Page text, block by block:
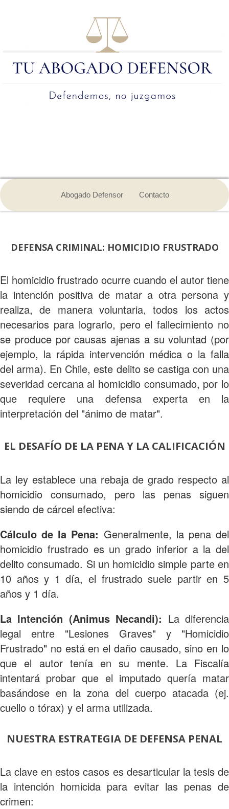
Abogado Defensor Contacto
DEFENSA CRIMINAL: HOMICIDIO FRUSTRADO
El homicidio frustrado ocurre cuando el autor tiene
la intención positiva de matar a otra persona y
realiza, de manera voluntaria, todos los actos
necesarios para lograrlo, pero el fallecimiento no
se produce por causas ajenas a su voluntad (por
ejemplo, la rápida intervención médica o la falla
del arma). En Chile, este delito se castiga con una
severidad cercana al homicidio consumado, por lo
que requiere una defensa experta en la
interpretación del "ánimo de matar".
EL DESAFÍO DE LA PENA Y LA CALIFICACIÓN
La ley establece una rebaja de grado respecto al
homicidio consumado, pero las penas siguen
siendo de cárcel efectiva:
Cálculo de la Pena: Generalmente, la pena del
homicidio frustrado es un grado inferior a la del
delito consumado. Si un homicidio simple parte en
10 años y 1 día, el frustrado suele partir en 5
años y 1 día.
La Intención (Animus Necandi): La diferencia
legal entre "Lesiones Graves" y "Homicidio
Frustrado" no está en el daño causado, sino en lo
que el autor tenía en su mente. La Fiscalía
intentará probar que el imputado quería matar
basándose en la zona del cuerpo atacada (ej.
cuello o tórax) y el arma utilizada.
NUESTRA ESTRATEGIA DE DEFENSA PENAL
La clave en estos casos es desarticular la tesis de
la intención homicida para evitar las penas de
crimen: